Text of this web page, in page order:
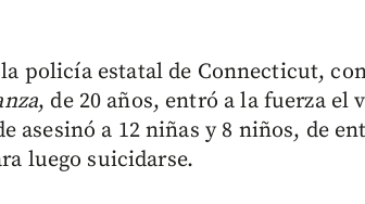
policía estatal de Connecticut,
, de 20 años, entró a la fuerza el
asesinó a 12 niñas y 8 niños, de
luego suicidarse.